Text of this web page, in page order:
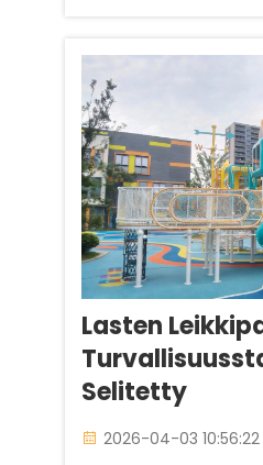
valinta
Baihe Industrial
Lasten
Selitetty
2026-04-03 10:56:22